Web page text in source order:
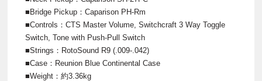
■Bridge Pickup：Caparison PH-Rm
■Controls：CTS Master Volume, Switchcraft 3 Way Toggle
Switch, Tone with Push-Pull Switch
■Strings：RotoSound R9 (.009-.042)
■Case：Reunion Blue Continental Case
■Weight：約3.36kg